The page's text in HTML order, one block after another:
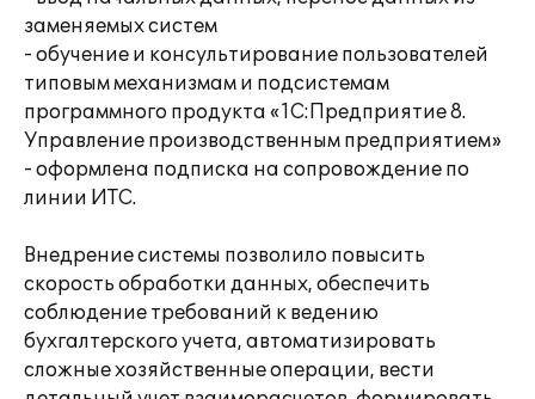
заменяемых систем
- обучение и консультирование пользователей
типовым механизмам и подсистемам
программного продукта «1С:Предприятие 8.
Управление производственным предприятием»
- оформлена подписка на сопровождение по
линии ИТС.
Внедрение системы позволило повысить
скорость обработки данных, обеспечить
соблюдение требований к ведению
бухгалтерского учета, автоматизировать
сложные хозяйственные операции, вести